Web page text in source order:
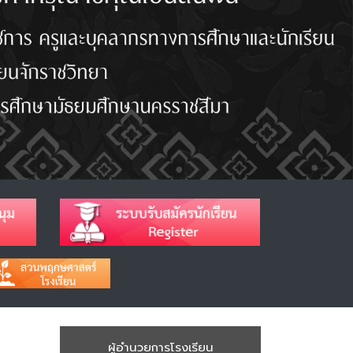
ผู้อำนวยการโรงเรียน